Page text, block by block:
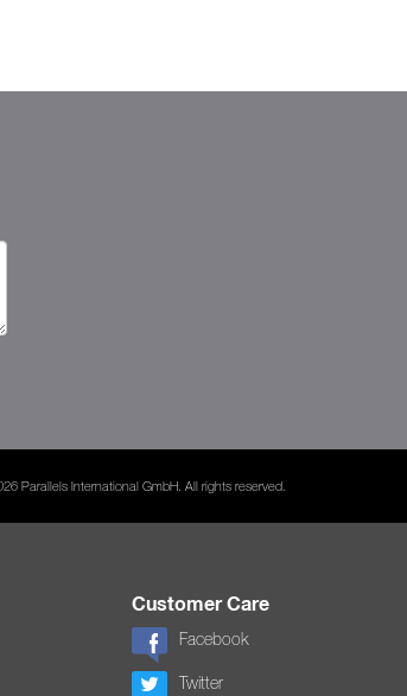
Parallels International GmbH. All rights reserved.
Customer Care
Facebook
Twitter